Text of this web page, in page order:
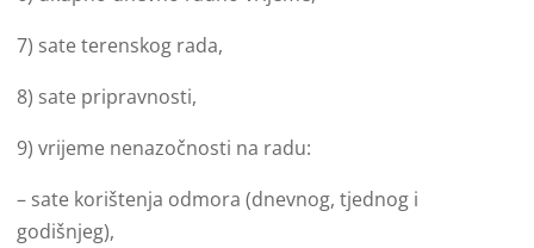
7) sate terenskog rada,
8) sate pripravnosti,
9) vrijeme nenazočnosti na radu:
– sate korištenja odmora (dnevnog, tjednog i
godišnjeg),